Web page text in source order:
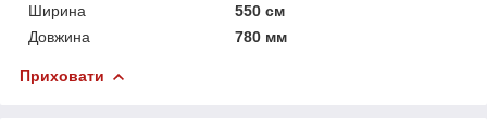
Ширина
550 см
Довжина
780 мм
Приховати